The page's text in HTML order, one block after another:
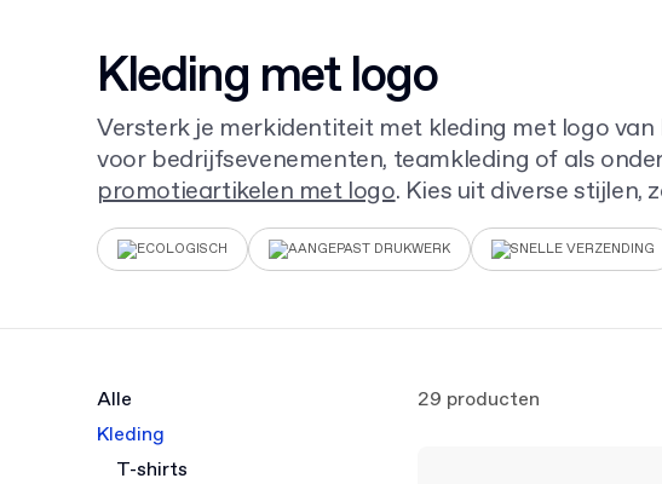
Kleding met logo
Versterk je merkidentiteit met kleding met logo van
voor bedrijfsevenementen, teamkleding of als
promotieartikelen met logo. Kies uit diverse stijlen,
t-shirts met logoen hoodies, en laat je ontwerp
bedrukken.
ECOLOGISCH AANGEPAST DRUKWERK SNELLE VERZENDING
Alle
Kleding
T-shirts
29 producten